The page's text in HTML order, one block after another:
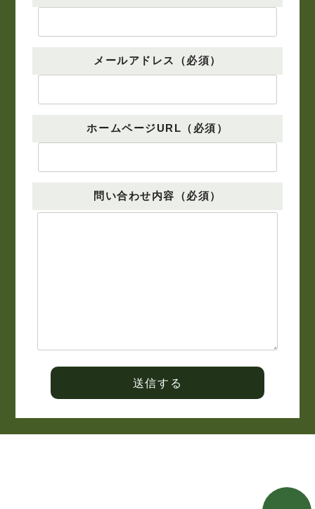
メールアドレス（必須）
ホームページURL（必須）
問い合わせ内容（必須）